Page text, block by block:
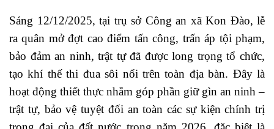
Sáng 12/12/2025, tại trụ sở Công an xã Kon Đào, lễ
ra quân mở đợt cao điểm tấn công, trấn áp tội phạm,
bảo đảm an ninh, trật tự đã được long trọng tổ chức,
tạo khí thế thi đua sôi nổi trên toàn địa bàn. Đây là
hoạt động thiết thực nhằm góp phần giữ gìn an ninh –
trật tự, bảo vệ tuyệt đối an toàn các sự kiện chính trị